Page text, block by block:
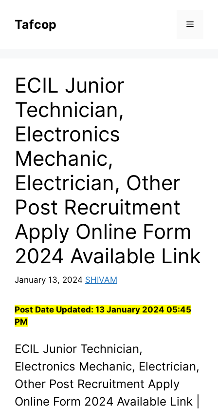
contentTafcop Menu
ECIL Junior
Technician,
Electronics
Mechanic,
Electrician, Other
Post Recruitment
Apply Online Form
2024 Available Link
January 13, 2024 SHIVAM
Post Date Updated: 13 January 2024 05:45
PM
ECIL Junior Technician,
Electronics Mechanic, Electrician,
Other Post Recruitment Apply
Online Form 2024 Available Link |